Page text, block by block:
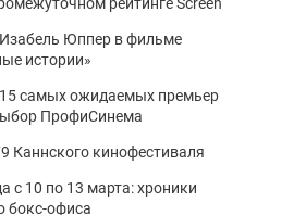
Юппер в фильме
истории»
самых ожидаемых премьер
ПрофиСинема
Каннского кинофестиваля
с 10 по 13 марта: хроники
бокс-офиса